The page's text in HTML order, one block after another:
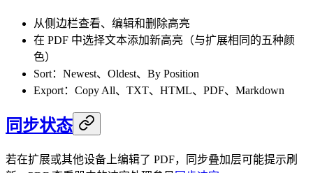
从侧边栏查看、编辑和删除高亮
在 PDF 中选择文本添加新高亮（与扩展相同的五种颜
色）
Sort：Newest、Oldest、By Position
Export：Copy All、TXT、HTML、PDF、Markdown
同步状态
若在扩展或其他设备上编辑了 PDF，同步叠加层可能提示刷